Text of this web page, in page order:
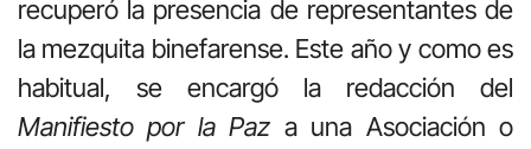
recuperó la presencia de representantes de
la mezquita binefarense. Este año y como es
habitual, se encargó la redacción del
Manifiesto por la Paz a una Asociación o